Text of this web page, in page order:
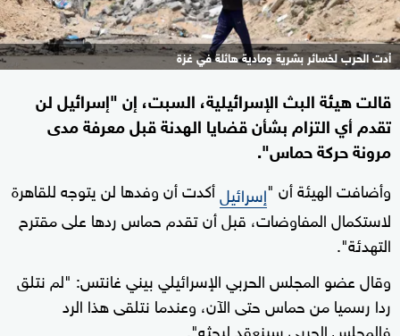
أدت الحرب لخسائر بشرية ومادية هائلة في غزة
قالت هيئة البث الإسرائيلية، السبت، إن "إسرائيل لن
تقدم أي التزام بشأن قضايا الهدنة قبل معرفة مدى
مرونة حركة حماس".
وأضافت الهيئة أن "إسرائيلأكدت أن وفدها لن يتوجه للقاهرة
لاستكمال المفاوضات، قبل أن تقدم حماس ردها على مقترح
التهدئة".
وقال عضو المجلس الحربي الإسرائيلي بيني غانتس: "لم نتلق
ردا رسميا من حماس حتى الآن، وعندما نتلقى هذا الرد
فالمجلس الحربي سينعقد لبحثه".